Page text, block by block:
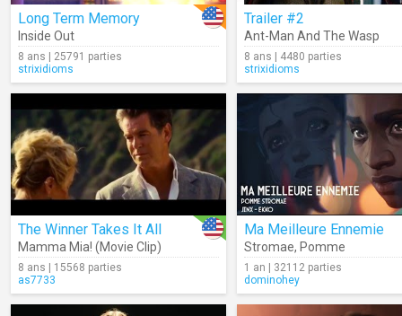
Long Term Memory
Inside Out
8 ans | 25791 parties
strixidioms
Trailer #2
Ant-Man And The Wasp
8 ans | 4480 parties
strixidioms
The Winner Takes It All
Mamma Mia! (Movie Clip)
8 ans | 15568 parties
as7733
Ma Meilleure Ennemie
Stromae, Pomme
1 an | 32112 parties
dominohey